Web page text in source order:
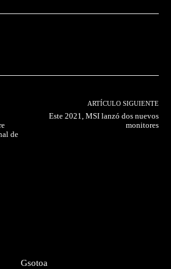
de
ARTÍCULO SIGUIENTE
Este 2021, MSI lanzó dos nuevos
monitores
Gsotoa